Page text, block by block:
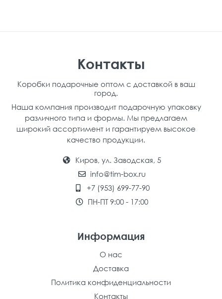
Контакты
Коробки подарочные оптом с доставкой в ваш
город.
Наша компания производит подарочную упаковку
различного типа и формы. Мы предлагаем
широкий ассортимент и гарантируем высокое
качество продукции.
Киров, ул. Заводская, 5
info@tim-box.ru
+7 (953) 699-77-90
ПН-ПТ 9:00 - 17:00
Информация
О нас
Доставка
Политика конфиденциальности
Контакты